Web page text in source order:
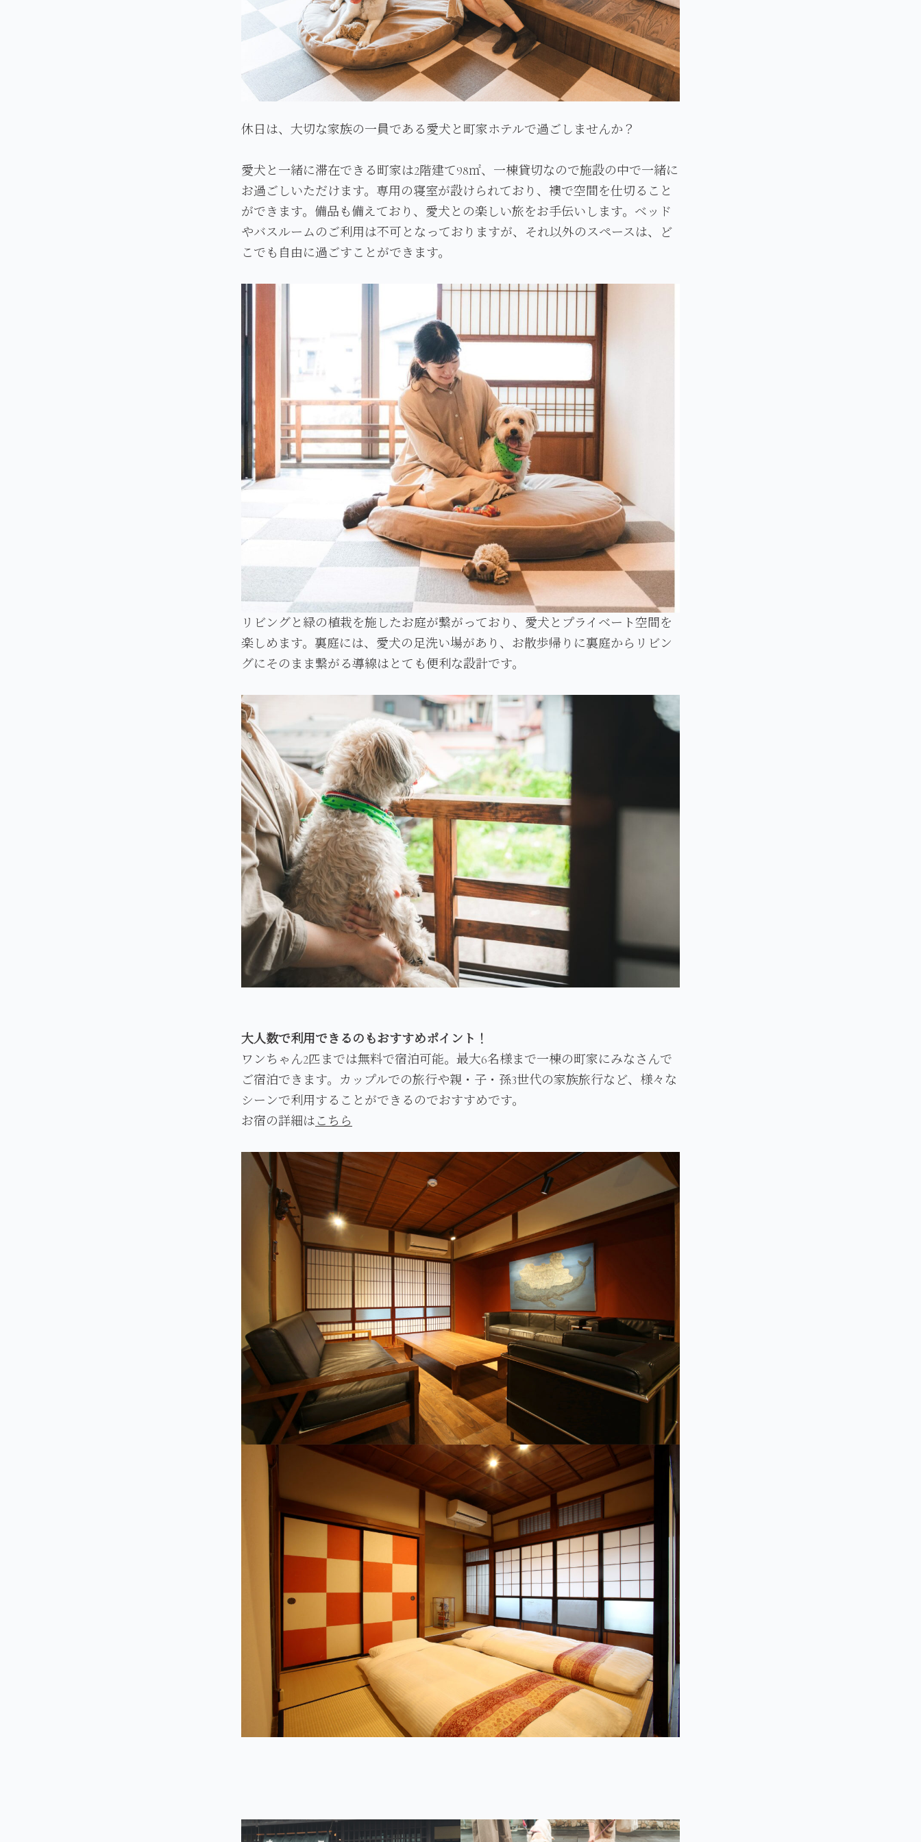
休日は、大切な家族の一員である愛犬と町家ホテルで過ごしませんか？
愛犬と一緒に滞在できる町家は2階建て98㎡、一棟貸切なので施設の中で一緒に
お過ごしいただけます。専用の寝室が設けられており、襖で空間を仕切ること
ができます。備品も備えており、愛犬との楽しい旅をお手伝いします。ベッド
やバスルームのご利用は不可となっておりますが、それ以外のスペースは、ど
こでも自由に過ごすことができます。
リビングと緑の植栽を施したお庭が繋がっており、愛犬とプライベート空間を
楽しめます。裏庭には、愛犬の足洗い場があり、お散歩帰りに裏庭からリビン
グにそのまま繋がる導線はとても便利な設計です。
大人数で利用できるのもおすすめポイント！
ワンちゃん2匹までは無料で宿泊可能。最大6名様まで一棟の町家にみなさんで
ご宿泊できます。カップルでの旅行や親・子・孫3世代の家族旅行など、様々な
シーンで利用することができるのでおすすめです。
お宿の詳細は こちら